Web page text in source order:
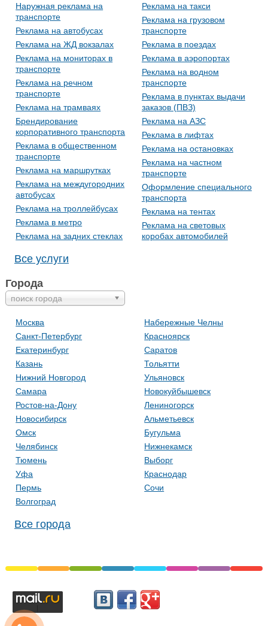
Наружная реклама на
транспорте
Реклама на автобусах
Реклама на ЖД вокзалах
Реклама на мониторах в
транспорте
Реклама на речном
транспорте
Реклама на трамваях
Брендирование
корпоративного транспорта
Реклама в общественном
транспорте
Реклама на маршрутках
Реклама на междугородних
автобусах
Реклама на троллейбусах
Реклама в метро
Реклама на задних стеклах
Реклама на такси
Реклама на грузовом
транспорте
Реклама в поездах
Реклама в аэропортах
Реклама на водном
транспорте
Реклама в пунктах выдачи
заказов (ПВЗ)
Реклама на АЗС
Реклама в лифтах
Реклама на остановках
Реклама на частном
транспорте
Оформление специального
транспорта
Реклама на тентах
Реклама на световых
коробах автомобилей
Все услуги
Города
поиск города
Москва
Санкт-Петербург
Екатеринбург
Казань
Нижний Новгород
Самара
Ростов-на-Дону
Новосибирск
Омск
Челябинск
Тюмень
Уфа
Пермь
Волгоград
Набережные Челны
Красноярск
Саратов
Тольятти
Ульяновск
Новокуйбышевск
Лениногорск
Альметьевск
Бугульма
Нижнекамск
Выборг
Краснодар
Сочи
Все города